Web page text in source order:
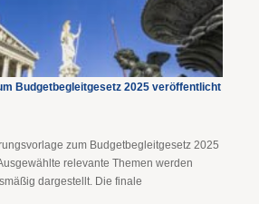
Budgetbegleitgesetz 2025 veröffentlicht
zum Budgetbegleitgesetz 2025
relevante Themen werden
dargestellt. Die finale